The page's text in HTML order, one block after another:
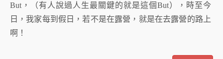
But，（有人說過人生最關鍵的就是這個But），時至今
日，我家每到假日，若不是在露營，就是在去露營的路上
啊！